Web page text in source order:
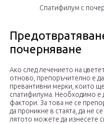
Спатифилум с
почерняване
Ако след лечението на
отново, препоръчително е
превантивни мерки, които
спатифилума. Необходимо е
фактори. За това не се
да проникне в стаята, да не
лятото можете да изнесете